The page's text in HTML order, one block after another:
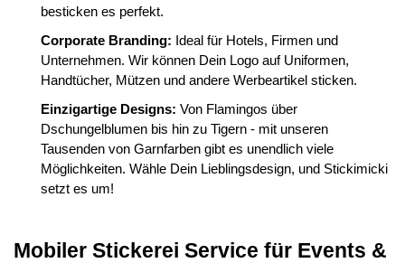
besticken es perfekt.
Corporate Branding: Ideal für Hotels, Firmen und
Unternehmen. Wir können Dein Logo auf Uniformen,
Handtücher, Mützen und andere Werbeartikel sticken.
Einzigartige Designs: Von Flamingos über
Dschungelblumen bis hin zu Tigern - mit unseren
Tausenden von Garnfarben gibt es unendlich viele
Möglichkeiten. Wähle Dein Lieblingsdesign, und Stickimicki
setzt es um!
Mobiler Stickerei Service für Events &